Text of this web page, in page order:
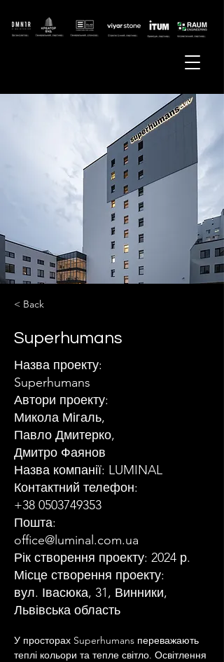
< Back
Superhumans
Назва проекту:
Superhumans
Автори проекту:
Микола Мігаль,
Павло Дмитерко,
Дмитро Фаянов
Назва компанії: LUMINAL
Контактний телефон:
+38 0503749353
Пошта:
office@luminal.com.ua
Рік створення проекту: 2024 р.
Місце створення проекту:
вул. Івасюка, 31, Винники,
Львівська область
У просторах Superhumans переважають
теплі кольори та тепле світло. Освітлення